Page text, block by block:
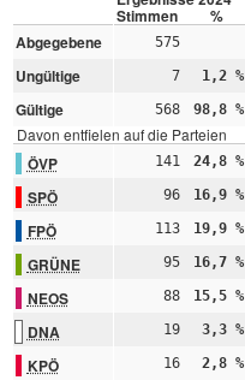
Stimmen %
Abgegebene
575
Ungültige 7 1,2 %
Gültige 568 98,8 %
Davon entfielen auf die Parteien
ÖVP 141 24,8 %
SPÖ 96 16,9 %
FPÖ 113 19,9 %
GRÜNE 95 16,7 %
NEOS 88 15,5 %
DNA 19 3,3 %
KPÖ 16 2,8 %